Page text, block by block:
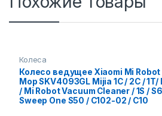
Колеса
Колесо ведущее Xiaomi Mi
Mop SKV4093GL Mijia 1C / 2C / 1T/
/ Mi Robot Vacuum Cleaner / 1S /
Sweep One S50 / C102-02 / С10